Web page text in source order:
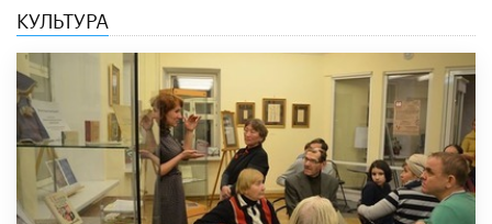
КУЛЬТУРА